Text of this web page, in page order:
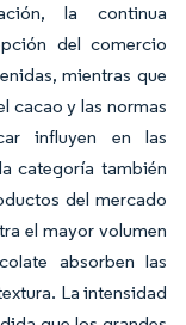
la continua
del comercio
mientras que
cacao y las normas
influyen en las
categoría también
del mercado
el mayor volumen
absorben las
La intensidad